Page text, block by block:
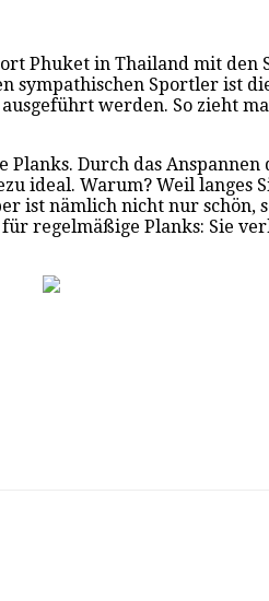
Phuket in Thailand mit
Sportler ist
werden. So zieht
Durch das
ideal. Warum? Weil langes
nämlich nicht nur schön,
regelmäßige Planks: Sie